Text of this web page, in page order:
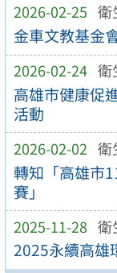
2026-02-25 衛
金車文教基金
2026-02-24 衛
高雄市健康促
活動
2026-02-02 衛
轉知「高雄市
賽」
2025-11-28 衛
2025永續高雄